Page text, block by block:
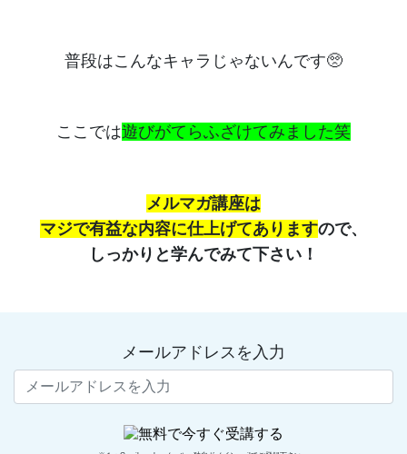
普段はこんなキャラじゃないんです🥺
ここでは遊びがてらふざけてみました笑
メルマガ講座は
マジで有益な内容に仕上げてありますので、
しっかりと学んでみて下さい！
メールアドレスを入力